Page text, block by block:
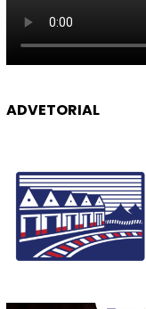
ADVETORIAL